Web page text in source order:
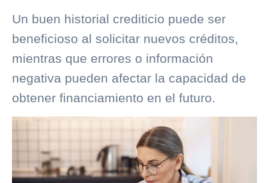
Un buen historial crediticio puede ser
beneficioso al solicitar nuevos créditos,
mientras que errores o información
negativa pueden afectar la capacidad de
obtener financiamiento en el futuro.